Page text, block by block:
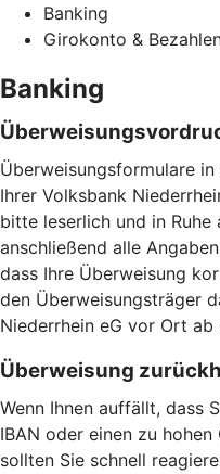
Banking
Girokonto &
Banking
Überweisungsformulare
Ihrer Volksbank
bitte leserlich und in Ruhe
anschließend alle
dass Ihre Überweisung
den Überweisungsträger
Niederrhein eG vor Ort
Überweisung
Wenn Ihnen auffällt, dass
IBAN oder einen zu
sollten Sie schnell